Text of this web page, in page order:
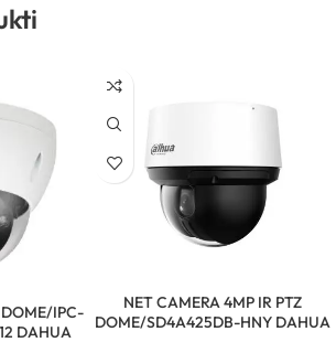
DOME/IPC-
DAHUA
NET CAMERA 4MP IR PTZ
DOME/SD4A425DB-HNY DAHUA